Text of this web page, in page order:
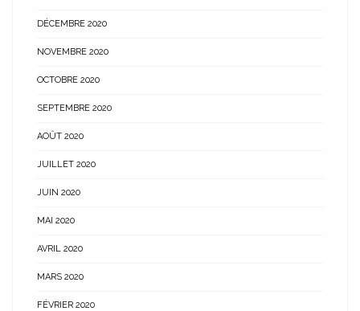
DÉCEMBRE 2020
NOVEMBRE 2020
OCTOBRE 2020
SEPTEMBRE 2020
AOÛT 2020
JUILLET 2020
JUIN 2020
MAI 2020
AVRIL 2020
MARS 2020
FÉVRIER 2020